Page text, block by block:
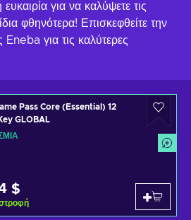
για να καλύψετε τις
φθηνότερα! Επισκεφθείτε την
Eneba για τις καλύτερες
Pass Core (Essential) 12
GLOBAL
$